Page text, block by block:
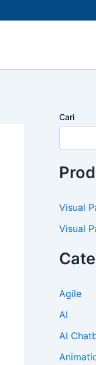
Cari
Visual
Visual
Agile
AI
AI